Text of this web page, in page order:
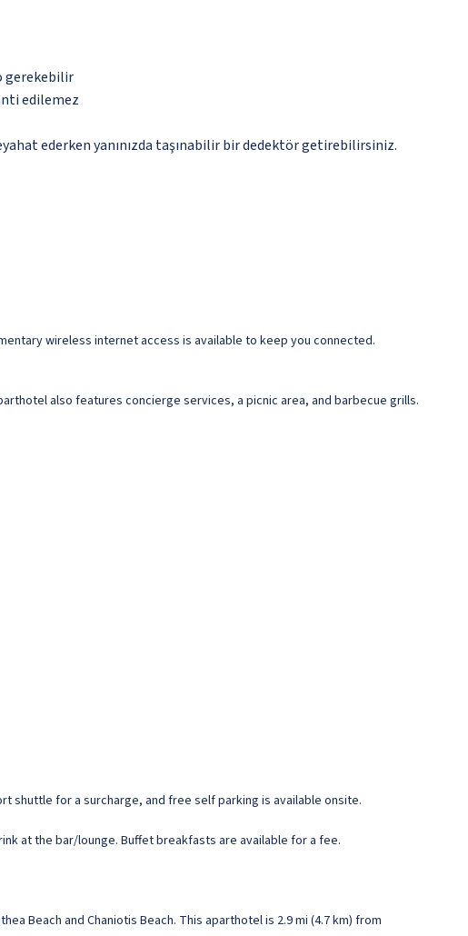
gerekebilir
edilemez
ederken yanınızda taşınabilir bir dedektör getirebilirsiniz.
wireless internet access is available to keep you connected.
also features concierge services, a picnic area, and barbecue grills.
shuttle for a surcharge, and free self parking is available onsite.
at the bar/lounge. Buffet breakfasts are available for a fee.
Beach and Chaniotis Beach. This aparthotel is 2.9 mi (4.7 km) from